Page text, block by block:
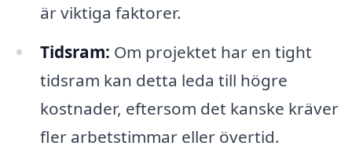
är viktiga faktorer.
Tidsram: Om projektet har en tight
tidsram kan detta leda till högre
kostnader, eftersom det kanske kräver
fler arbetstimmar eller övertid.